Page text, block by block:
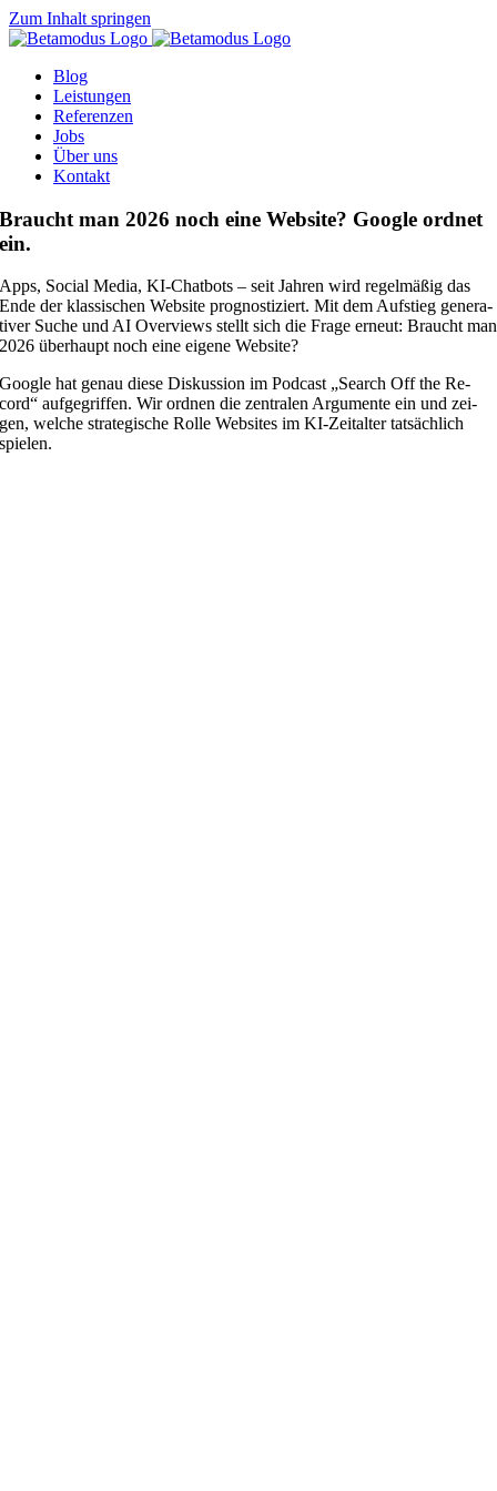
Zum Inhalt springen
Blog
Leis­tun­gen
Re­fe­ren­zen
Jobs
Über uns
Kon­takt
Braucht man 2026 noch eine Web­site? Goog­le ord­net
ein.
Apps, So­cial Me­dia, KI-Chat­bots – seit Jah­ren wird re­gel­mä­ßig das
Ende der klas­si­schen Web­site pro­gnos­ti­ziert. Mit dem Auf­stieg ge­ne­ra­
ti­ver Su­che und AI Over­views stellt sich die Fra­ge er­neut: Braucht man
2026 über­haupt noch eine ei­ge­ne Web­site?
Goog­le hat ge­nau die­se Dis­kus­si­on im Pod­cast „Search Off the Re­
cord“ auf­ge­grif­fen. Wir ord­nen die zen­tra­len Ar­gu­men­te ein und zei­
gen, wel­che stra­te­gi­sche Rol­le Web­sites im KI-Zeit­al­ter tat­säch­lich
spie­len.